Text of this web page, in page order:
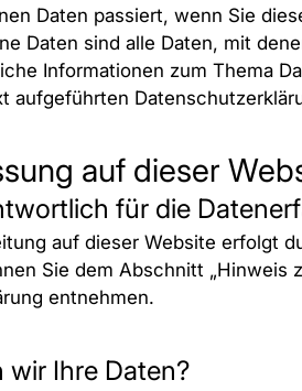
Daten passiert, wenn Sie
Daten sind alle Daten, mit
Informationen zum Thema
aufgeführten
auf dieser
für die
auf dieser Website erfolgt
Sie dem Abschnitt „Hinweis
entnehmen.
wir Ihre Daten?